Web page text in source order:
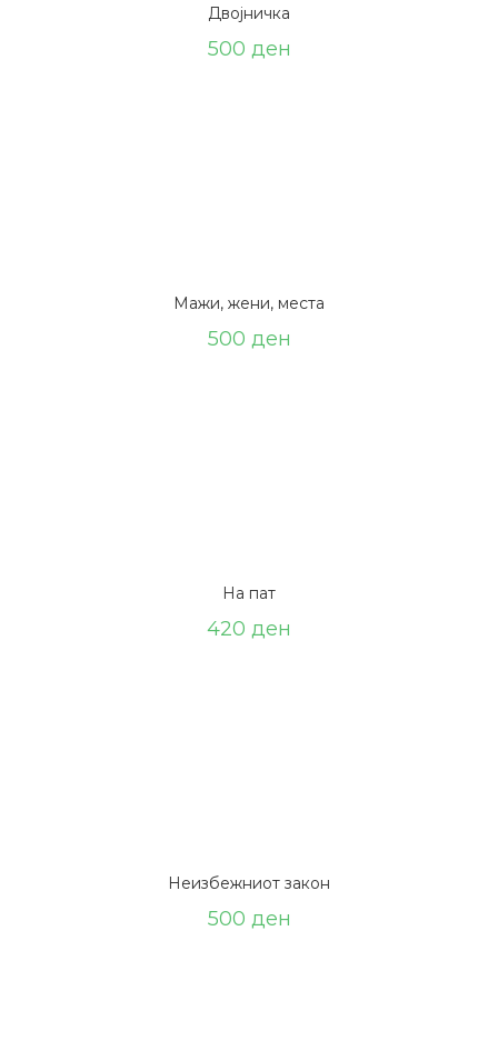
Двојничка
500 ден
Мажи, жени, места
500 ден
На пат
420 ден
Неизбежниот закон
500 ден